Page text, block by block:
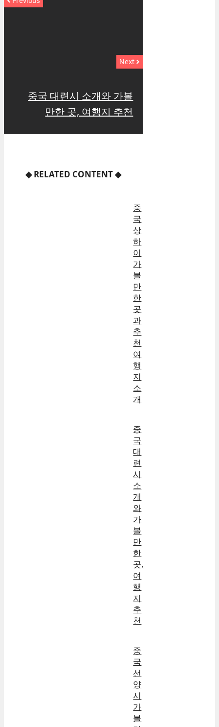
Next
중국 대련시 소개와 가볼
만한 곳, 여행지 추천
◆RELATED CONTENT◆
중
국
상
하
이
가
볼
만
한
곳
과
추
천
여
행
지
소
개
중
국
대
련
시
소
개
와
가
볼
만
한
곳,
여
행
지
추
천
중
국
선
양
시
가
볼